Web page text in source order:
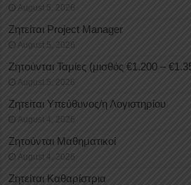
August 5, 2026
Ζητείται Project Manager
August 5, 2026
Ζητούνται Ταμίες (μισθός €1.200 –
August 5, 2026
Ζητείται Υπεύθυνος/η Λογιστηρίου
August 4, 2026
Ζητούνται Μαθηματικοί
August 4, 2026
Ζητείται Καθαρίστρια